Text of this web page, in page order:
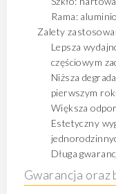
Rama:
Zalety
Lepsza
częściowym
Niższa
pierwszym
Większa
Estetyczny
Długa
Gwarancja oraz